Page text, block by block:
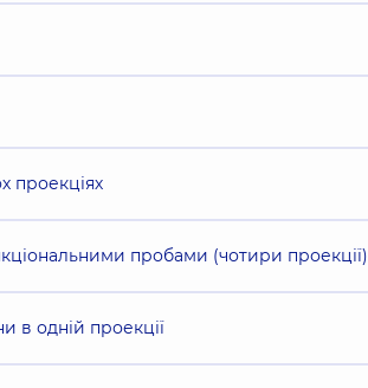
проекціях
пробами (чотири проекції)
в одній проекції